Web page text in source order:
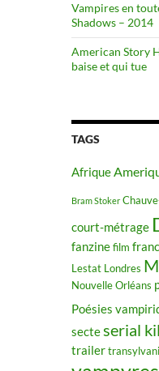
Vampires en
Shadows – 2014
American Story
baise et qui tue
TAGS
Afrique
Bram Stoker
court-métrage
fanzinefilm
Lestat Londres
Nouvelle Orléans
Poésies
secteserial
trailer